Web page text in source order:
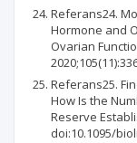
Referans24.
Hormone and
Ovarian
Referans25.
How Is the
Reserve
doi:10.1095/